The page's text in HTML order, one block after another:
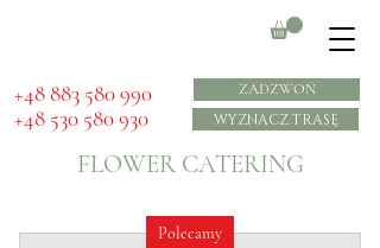
​+48 883 580 990
+48 530 580 930
ZADZWOŃ
WYZNACZ TRASĘ
FLOWER CATERING
Polecamy